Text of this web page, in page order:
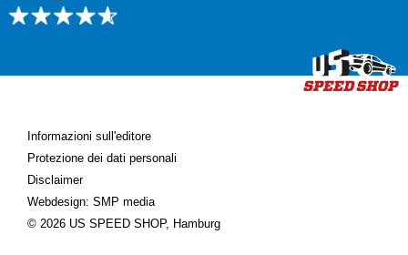
Informazioni sull'editore
Protezione dei dati personali
Disclaimer
Webdesign: SMP media
© 2026 US SPEED SHOP, Hamburg